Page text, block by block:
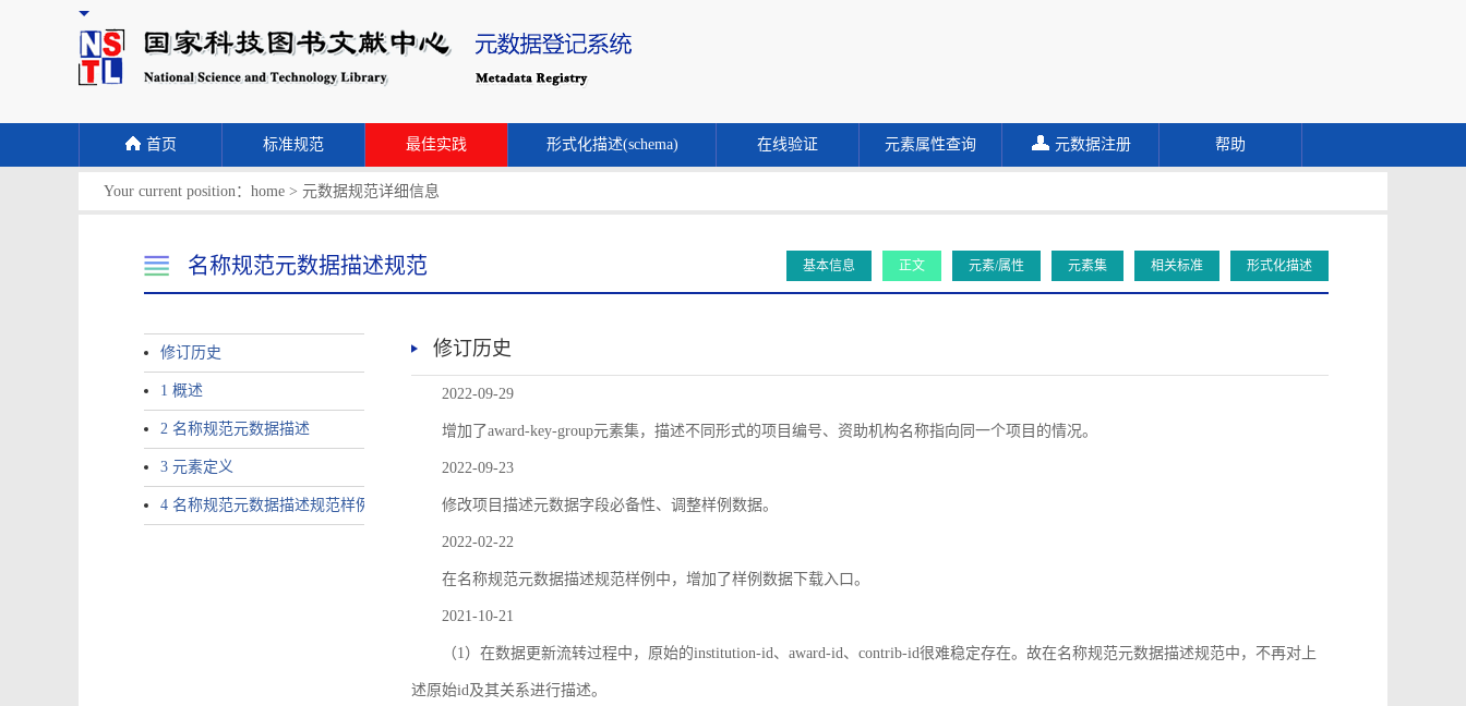
首页 标准规范 最佳实践 形式化描述(schema) 在线验证 元素属性查询 元数据注册 帮助
Your current position： home > 元数据规范详细信息
名称规范元数据描述规范 基本信息 正文 元素/属性 元素集 相关标准 形式化描述
修订历史
1 概述
2 名称规范元数据描述
3 元素定义
4 名称规范元数据描述规范样例
修订历史
2022-09-29
增加了award-key-group元素集，描述不同形式的项目编号、资助机构名称指向同一个项目的情况。
2022-09-23
修改项目描述元数据字段必备性、调整样例数据。
2022-02-22
在名称规范元数据描述规范样例中，增加了样例数据下载入口。
2021-10-21
（1）在数据更新流转过程中，原始的institution-id、award-id、contrib-id很难稳定存在。故在名称规范元数据描述规范中，不再对上
述原始id及其关系进行描述。